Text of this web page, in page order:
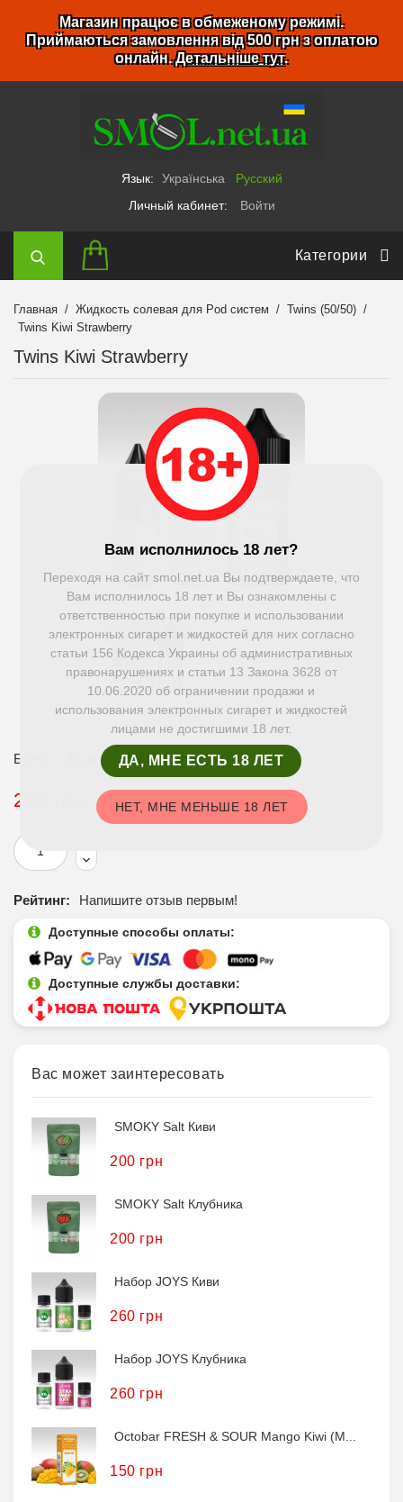
Магазин працює в обмеженому режимі.
Приймаються замовлення від 500 грн з оплатою
онлайн.Детальніше тут.
Язык: Українська
Русский
Личный кабинет:
Войти
Категории
Главная Жидкость солевая для Pod систем
Twins (50/50)
Twins Kiwi Strawberry
Twins Kiwi Strawberry
Бренд
260 грн Нет в наличии
Рейтинг: Напишите отзыв первым!
Доступные способы оплаты:
Доступные службы доставки:
Вас может заинтересовать
SMOKY Salt Киви
200 грн
SMOKY Salt Клубника
200 грн
Набор JOYS Киви
260 грн
Набор JOYS Клубника
260 грн
Octobar FRESH & SOUR Mango Kiwi (М...
150 грн
Вам исполнилось 18 лет?
Переходя на сайт smol.net.ua Вы подтверждаете, что
Вам исполнилось 18 лет и Вы ознакомлены с
ответственностью при покупке и использовании
электронных сигарет и жидкостей для них согласно
статьи 156 Кодекса Украины об административных
правонарушениях и статьи 13 Закона 3628 от
10.06.2020 об ограничении продажи и
использования электронных сигарет и жидкостей
лицами не достигшими 18 лет.
ДА, МНЕ ЕСТЬ 18 ЛЕТ
НЕТ, МНЕ МЕНЬШЕ 18 ЛЕТ